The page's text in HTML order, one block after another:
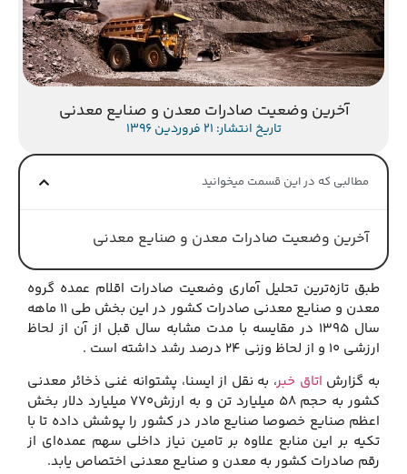
آخرین وضعیت صادرات معدن و صنایع معدنی
تاریخ انتشار: 21 فروردین 1396
مطالبی که در این قسمت میخوانید
آخرین وضعیت صادرات معدن و صنایع معدنی
طبق تازه‌ترین تحلیل آماری وضعیت صادرات اقلام عمده گروه
معدن و صنایع معدنی صادرات کشور در این بخش طی ۱۱ ماهه
سال ۱۳۹۵ در مقایسه با مدت مشابه سال قبل از آن از لحاظ
ارزشی ۱۰ و از لحاظ وزنی ۲۴ درصد رشد داشته است .
به گزارش اتاق خبر، به نقل از ایسنا، پشتوانه غنی ذخائر معدنی
کشور به حجم ۵۸ میلیارد تن و به ارزش۷۷۰ میلیارد دلار بخش
اعظم صنایع خصوصا صنایع مادر در کشور را پوشش داده تا با
تکیه بر این منابع علاوه بر تامین نیاز داخلی سهم عمده‌ای از
رقم صادرات کشور به معدن و صنایع معدنی اختصاص یابد.